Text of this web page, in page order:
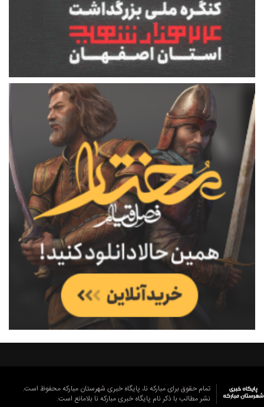
تمام حقوق برای مبارکه نا، پایگاه خبری شهرستان مبارکه محفوظ است.
نشر مطالب با ذکر نام پایگاه خبری مبارکه نا بلامانع است.